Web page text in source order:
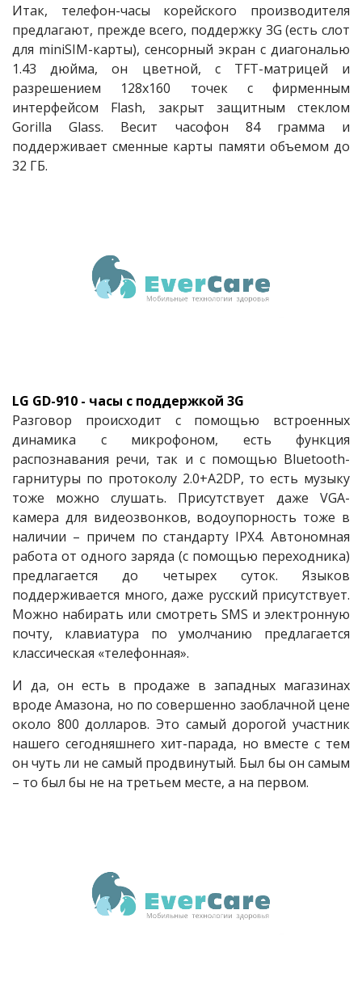
Итак, телефон-часы корейского производителя
предлагают, прежде всего, поддержку 3G (есть слот
для miniSIM-карты), сенсорный экран с диагональю
1.43 дюйма, он цветной, с TFT-матрицей и
разрешением 128х160 точек с фирменным
интерфейсом Flash, закрыт защитным стеклом
Gorilla Glass. Весит часофон 84 грамма и
поддерживает сменные карты памяти объемом до
32 ГБ.
LG GD-910 - часы с поддержкой 3G
Разговор происходит с помощью встроенных
динамика с микрофоном, есть функция
распознавания речи, так и с помощью Bluetooth-
гарнитуры по протоколу 2.0+A2DP, то есть музыку
тоже можно слушать. Присутствует даже VGA-
камера для видеозвонков, водоупорность тоже в
наличии – причем по стандарту IPX4. Автономная
работа от одного заряда (с помощью переходника)
предлагается до четырех суток. Языков
поддерживается много, даже русский присутствует.
Можно набирать или смотреть SMS и электронную
почту, клавиатура по умолчанию предлагается
классическая «телефонная».
И да, он есть в продаже в западных магазинах
вроде Амазона, но по совершенно заоблачной цене
около 800 долларов. Это самый дорогой участник
нашего сегодняшнего хит-парада, но вместе с тем
он чуть ли не самый продвинутый. Был бы он самым
– то был бы не на третьем месте, а на первом.